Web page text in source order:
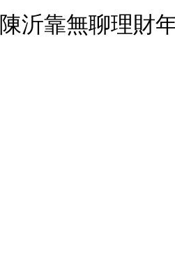
沂靠無聊理財